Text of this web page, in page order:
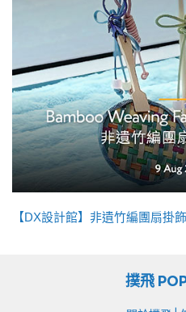
【DX設計館】非遺竹編團扇掛
撲飛